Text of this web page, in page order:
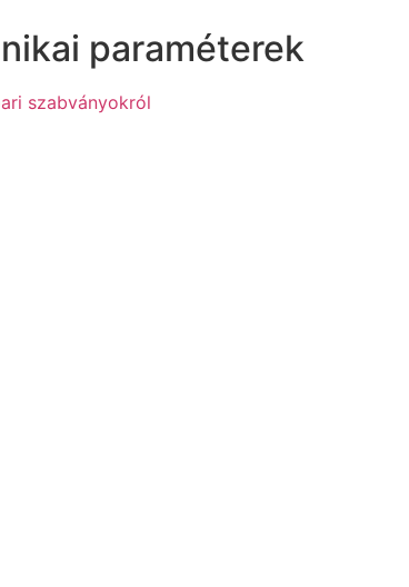
paraméterek
szabványokról